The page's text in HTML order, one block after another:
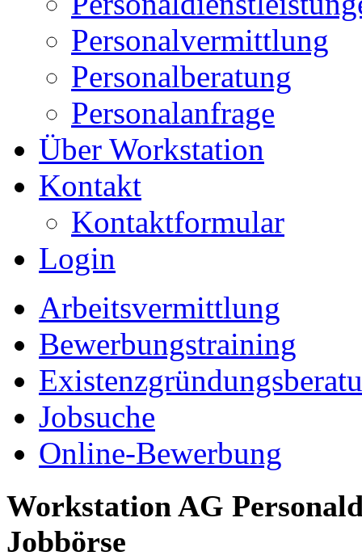
Personalvermittlung
Personalberatung
Personalanfrage
Über Workstation
Kontakt
Kontaktformular
Login
Arbeitsvermittlung
Bewerbungstraining
Jobsuche
Online-Bewerbung
Workstation AG
Jobbörse